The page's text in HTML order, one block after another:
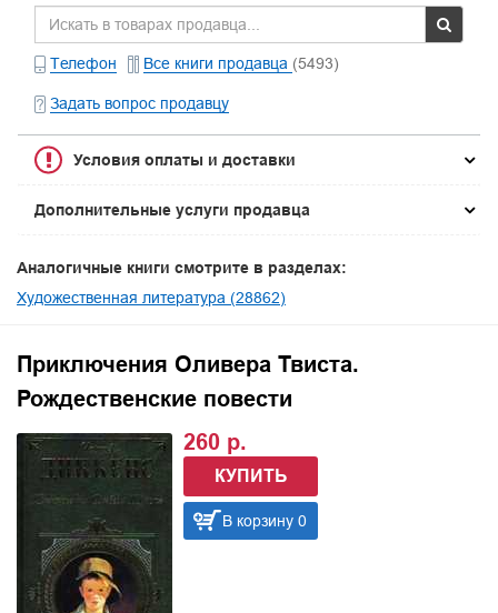
Телефон Все книги продавца (5493)
Задать вопрос продавцу
Условия оплаты и доставки
Дополнительные услуги продавца
Аналогичные книги смотрите в разделах:
Художественная литература (28862)
Приключения Оливера Твиста.
Рождественские повести
260 р.
КУПИТЬ
В корзину 0